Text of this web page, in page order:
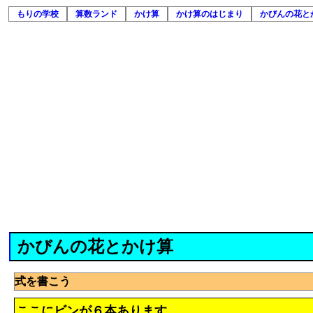
もりの学校 算数ランド かけ算 かけ算のはじまり かびんの花と
かびんの花とかけ算
式を書こう